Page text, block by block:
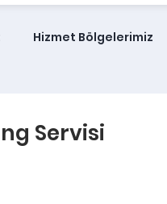
Hizmet Bölgelerimiz
Servisi